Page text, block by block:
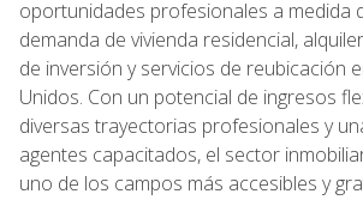
oportunidades profesionales a medida
demanda de vivienda residencial,
de inversión y servicios de reubicación
Unidos. Con un potencial de ingresos
diversas trayectorias profesionales y
agentes capacitados, el sector
uno de los campos más accesibles y